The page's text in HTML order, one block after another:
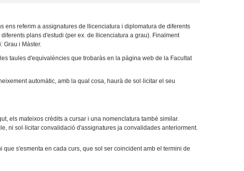
ens referim a assignatures de llicenciatura i diplomatura de diferents
plans d'estudi (per ex. de llicenciatura a grau). Finalment
Grau i Màster.
taules d'equivalències que trobaràs en la pàgina web de la Facultat
automàtic, amb la qual cosa, haurà de sol·licitar el seu
els mateixos crèdits a cursar i una nomenclatura també similar.
ni sol·licitar convalidació d'assignatures ja convalidades anteriorment.
s'esmenta en cada curs, que sol ser coincident amb el termini de